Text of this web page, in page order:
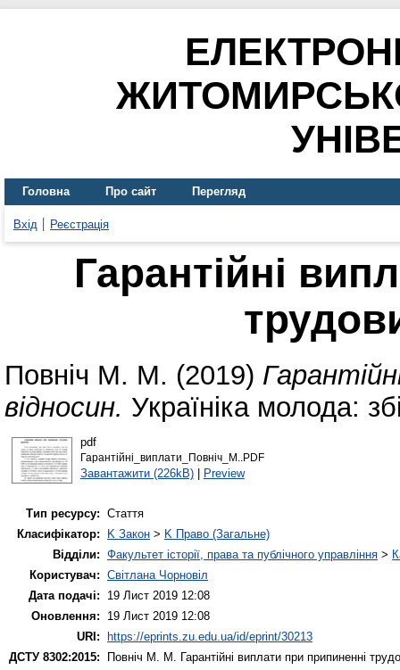
Головна Про сайт Перегляд
Вхід Реєстрація
Гарантійні
Повніч М. М. (2019)
відносин. Україніка молода:
pdf
Гарантійні_виплати_Повніч_М..PDF
Завантажити (226kB)| Preview
Тип ресурсу: Стаття
Класифікатор:
K Закон > K Право (Загальне)
Відділи: Факультет історії, права та публічного управління >
Користувач: Світлана Чорновіл
Дата подачі:
19 Лист 2019 12:08
Оновлення:
19 Лист 2019 12:08
URI:
https://eprints.zu.edu.ua/id/eprint/30213
ДСТУ 8302:2015:
Повніч М. М. Гарантійні виплати при припиненні